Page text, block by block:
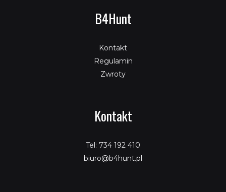
B4Hunt
Kontakt
Regulamin
Zwroty
Kontakt
Tel: 734 192 410
biuro@b4hunt.pl